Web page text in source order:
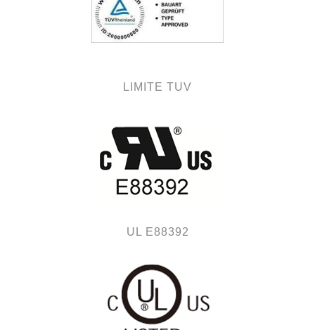
LIMITE TUV
UL E88392